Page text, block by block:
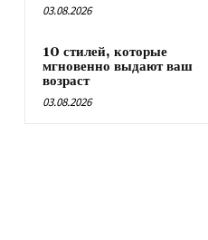
03.08.2026
10 стилей, которые
мгновенно выдают ваш
возраст
03.08.2026